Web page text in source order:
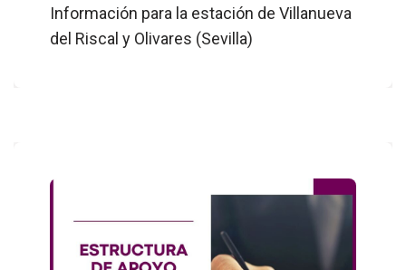
Información para la estación de Villanueva
del Riscal y Olivares (Sevilla)